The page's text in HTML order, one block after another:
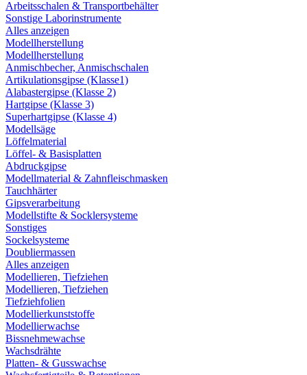
Arbeitsschalen & Transportbehälter
Sonstige Laborinstrumente
Alles anzeigen
Modellherstellung
Modellherstellung
Anmischbecher, Anmischschalen
Artikulationsgipse (Klasse1)
Alabastergipse (Klasse 2)
Hartgipse (Klasse 3)
Superhartgipse (Klasse 4)
Modellsäge
Löffelmaterial
Löffel- & Basisplatten
Abdruckgipse
Modellmaterial & Zahnfleischmasken
Tauchhärter
Gipsverarbeitung
Modellstifte & Socklersysteme
Sonstiges
Sockelsysteme
Doubliermassen
Alles anzeigen
Modellieren, Tiefziehen
Modellieren, Tiefziehen
Tiefziehfolien
Modellierkunststoffe
Modellierwachse
Bissnehmewachse
Wachsdrähte
Platten- & Gusswachse